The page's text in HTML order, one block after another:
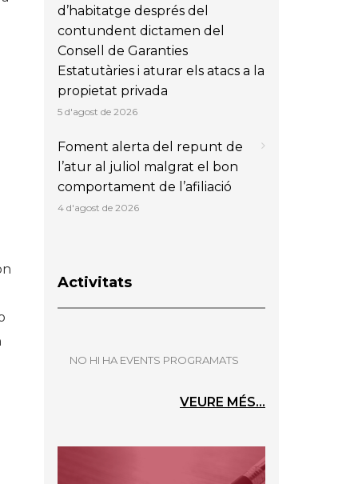
d’habitatge després del
contundent dictamen del
Consell de Garanties
Estatutàries i aturar els atacs a la
propietat privada
5 d'agost de 2026
Foment alerta del repunt de
l’atur al juliol malgrat el bon
comportament de l’afiliació
4 d'agost de 2026
Activitats
NO HI HA EVENTS PROGRAMATS
VEURE MÉS...